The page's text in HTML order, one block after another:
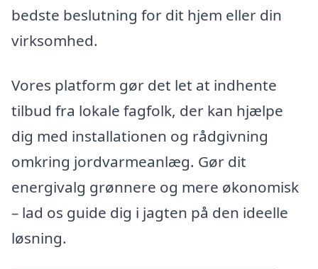
bedste beslutning for dit hjem eller din
virksomhed.
Vores platform gør det let at indhente
tilbud fra lokale fagfolk, der kan hjælpe
dig med installationen og rådgivning
omkring jordvarmeanlæg. Gør dit
energivalg grønnere og mere økonomisk
– lad os guide dig i jagten på den ideelle
løsning.